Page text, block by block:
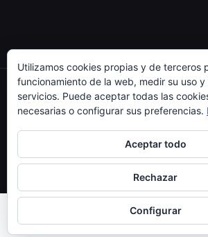
Utilizamos cookies propias y de terceros
funcionamiento de la web, medir su uso
servicios. Puede aceptar todas las
necesarias o configurar sus preferencias.
Aceptar todo
Rechazar
Configurar